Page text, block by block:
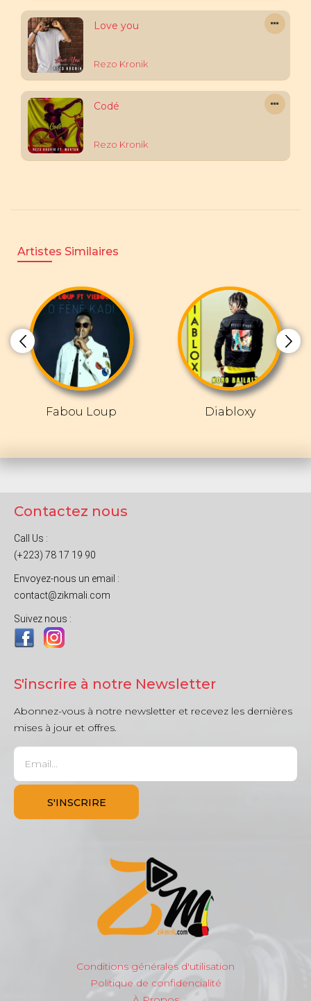
Love you
Rezo Kronik
Codé
Rezo Kronik
Artistes Similaires
Fabou Loup Diabloxy
Contactez nous
Call Us :
(+223) 78 17 19 90
Envoyez-nous un email :
contact@zikmali.com
Suivez nous :
S'inscrire à notre Newsletter
Abonnez-vous à notre newsletter et recevez les dernières
mises à jour et offres.
Conditions générales d'utilisation
Politique de confidencialité